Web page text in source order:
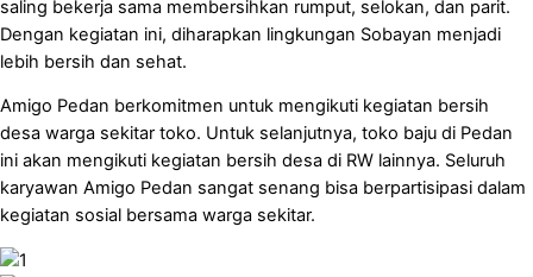
saling bekerja sama membersihkan rumput, selokan, dan parit.
Dengan kegiatan ini, diharapkan lingkungan Sobayan menjadi
lebih bersih dan sehat.
Amigo Pedan berkomitmen untuk mengikuti kegiatan bersih
desa warga sekitar toko. Untuk selanjutnya, toko baju di Pedan
ini akan mengikuti kegiatan bersih desa di RW lainnya. Seluruh
karyawan Amigo Pedan sangat senang bisa berpartisipasi dalam
kegiatan sosial bersama warga sekitar.